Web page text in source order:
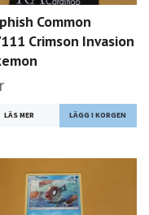
Common
Crimson Invasion
LÄS MER